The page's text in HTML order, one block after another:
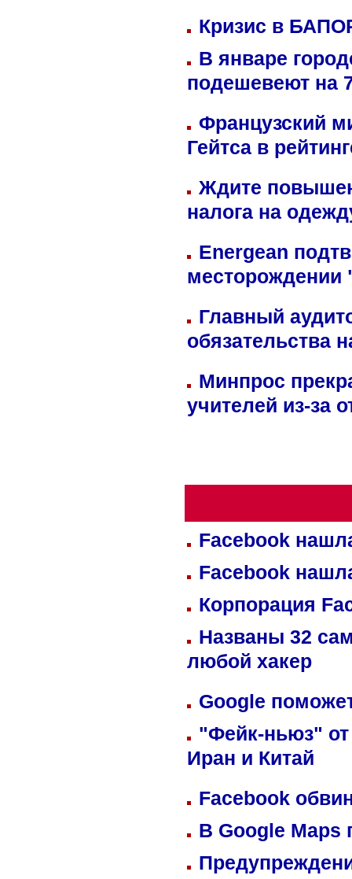
Кризис в
В январе
подешевеют на
Французский
Гейтса в
Ждите
налога на
Energean
Главный
обязательства
Минпрос
учителей из-за
Facebook
Facebook
Корпорация
Названы 32
любой хакер
Google
"Фейк-ньюз" от
Иран и Китай
Facebook
В Google Maps